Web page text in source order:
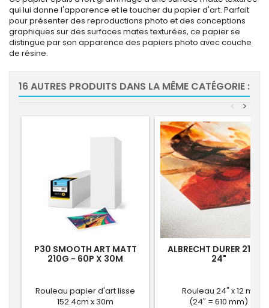
qui lui donne l'apparence et le toucher du papier d'art. Parfait
pour présenter des reproductions photo et des conceptions
graphiques sur des surfaces mates texturées, ce papier se
distingue par son apparence des papiers photo avec couche
de résine.
16 AUTRES PRODUITS DANS LA MÊME CATÉGORIE :
>
<
P30 SMOOTH ART MATT
210G - 60P X 30M
Rouleau papier d'art lisse
152.4cm x 30m
ALBRECHT DURER 210G
24"
Rouleau 24" x 12 m
(24" = 610 mm)